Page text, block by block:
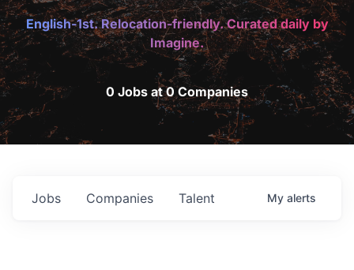
English-1st. Relocation-friendly. Curated daily by
Imagine.
0 Jobs at 0 Companies
Jobs Companies Talent My alerts